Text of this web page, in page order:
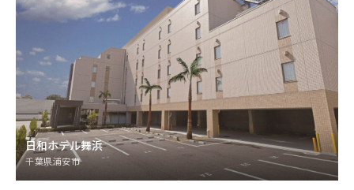
日和ホテル舞浜
千葉県浦安市